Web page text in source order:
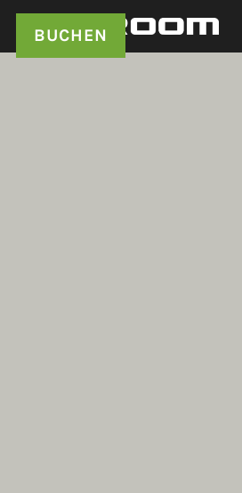
BUCHEN